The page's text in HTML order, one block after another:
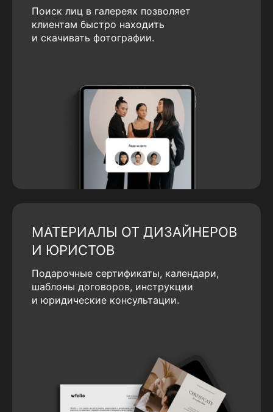
Поиск лиц в галереях позволяет
клиентам быстро находить
и скачивать фотографии.
МАТЕРИАЛЫ ОТ ДИЗАЙНЕРОВ
И ЮРИСТОВ
Подарочные сертификаты, календари,
шаблоны договоров, инструкции
и юридические консультации.